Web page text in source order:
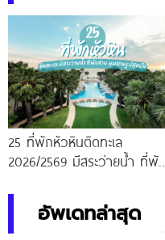
25 ที่พักหัวหินติดทะเล
2026/2569 มีสระว่ายน้ำ ที่พัก
อัพเดทล่าสุด